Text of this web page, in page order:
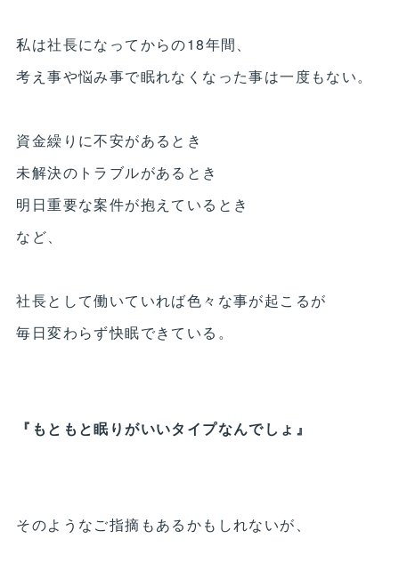
私は社長になってからの18年間、
考え事や悩み事で眠れなくなった事は一度もない。
資金繰りに不安があるとき
未解決のトラブルがあるとき
明日重要な案件が抱えているとき
など、
社長として働いていれば色々な事が起こるが
毎日変わらず快眠できている。
『もともと眠りがいいタイプなんでしょ』
そのようなご指摘もあるかもしれないが、